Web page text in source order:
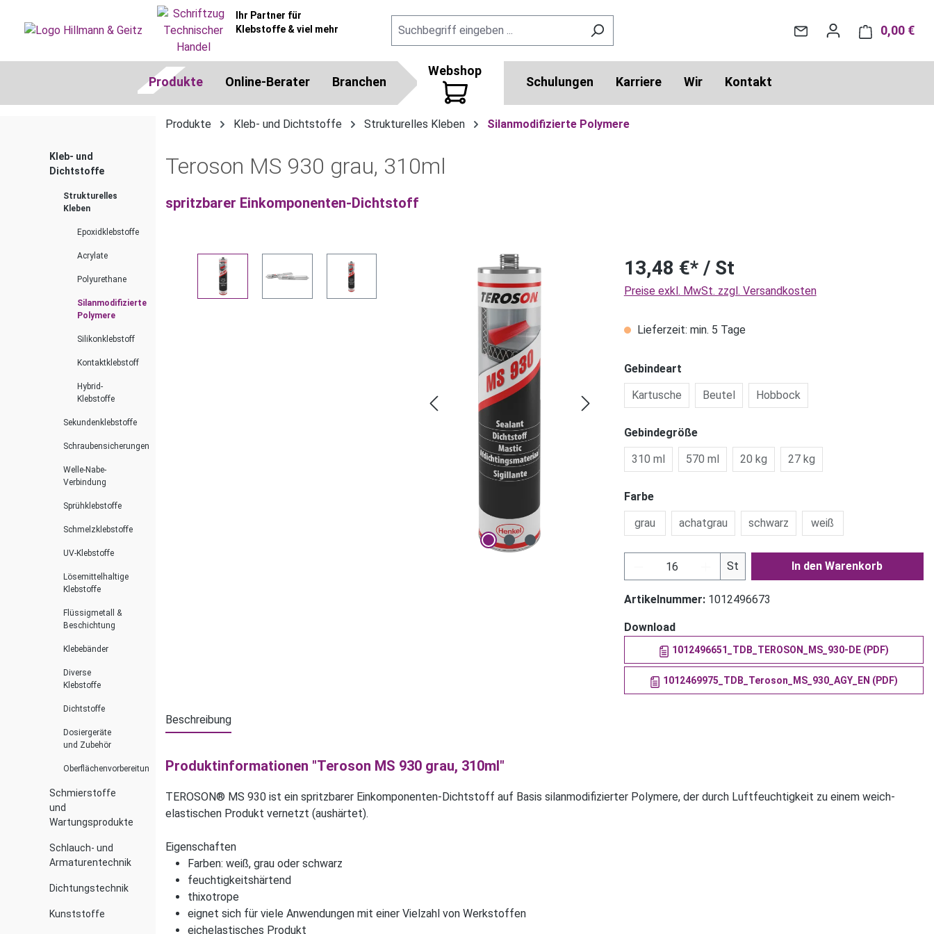
Zur Hauptnavigation springen
Ihr Partner für
Klebstoffe & viel mehr
0,00 €
Produkte Online-Berater Branchen
Webshop
Schulungen Karriere Wir Kontakt
Kleb- und
Dichtstoffe
Strukturelles
Kleben
Epoxidklebstoffe
Acrylate
Polyurethane
Silanmodifizierte
Polymere
Silikonklebstoff
Kontaktklebstoff
Hybrid-
Klebstoffe
Sekundenklebstoffe
Schraubensicherungen
Welle-Nabe-
Verbindung
Sprühklebstoffe
Schmelzklebstoffe
UV-Klebstoffe
Lösemittelhaltige
Klebstoffe
Flüssigmetall &
Beschichtung
Klebebänder
Diverse
Klebstoffe
Dichtstoffe
Dosiergeräte
und Zubehör
Oberflächenvorbereitung
Schmierstoffe
und
Wartungsprodukte
Schlauch- und
Armaturentechnik
Dichtungstechnik
Kunststoffe
Produkte Kleb- und Dichtstoffe Strukturelles Kleben Silanmodifizierte Polymere
Teroson MS 930 grau, 310ml
spritzbarer Einkomponenten-Dichtstoff
Bildergalerie überspringen 13,48 €* / St
Preise exkl. MwSt. zzgl. Versandkosten
Lieferzeit: min. 5 Tage
Gebindeart
Kartusche
Beutel Hobbock
Gebindegröße
310 ml
570 ml 20 kg 27 kg
Farbe
grau
achatgrau schwarz weiß
Produkt Anzahl: Gib den gewünschten
St In den Warenkorb
Artikelnummer: 1012496673
Download
1012496651_TDB_TEROSON_MS_930-DE (PDF)
1012469975_TDB_Teroson_MS_930_AGY_EN (PDF)
Beschreibung
Produktinformationen "Teroson MS 930 grau, 310ml"
TEROSON® MS 930 ist ein spritzbarer Einkomponenten-Dichtstoff auf Basis silanmodifizierter Polymere, der durch Luftfeuchtigkeit zu einem weich-
elastischen Produkt vernetzt (aushärtet).
Eigenschaften
Farben: weiß, grau oder schwarz
feuchtigkeitshärtend
thixotrope
eignet sich für viele Anwendungen mit einer Vielzahl von Werkstoffen
eichelastisches Produkt